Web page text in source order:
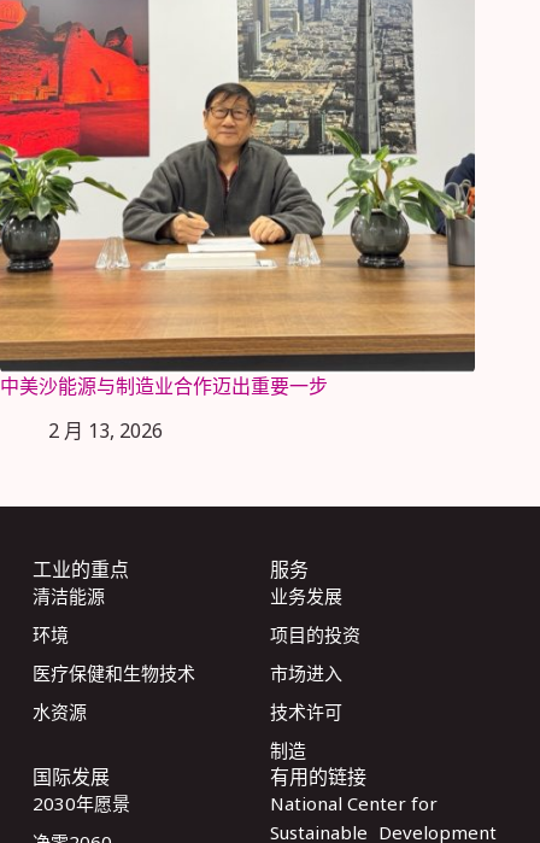
中美沙能源与制造业合作迈出重要一步
2 月 13, 2026
工业的重点
清洁能源
环境
医疗保健和生物技术
水资源
服务
业务发展
项目的投资
市场进入
技术许可
制造
国际发展
2030年愿景
有用的链接
National Center for
Sustainable Development